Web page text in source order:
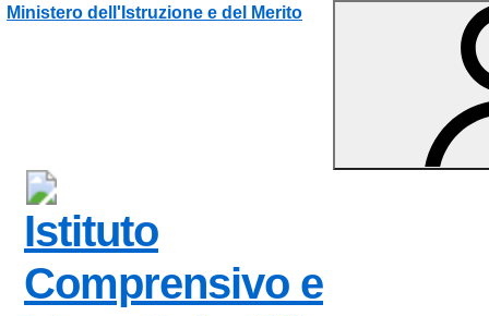
Vai ai contenuti
Vai al menu di navigazione
Vai al footer
Ministero dell'Istruzione e del Merito
Istituto
Comprensivo e